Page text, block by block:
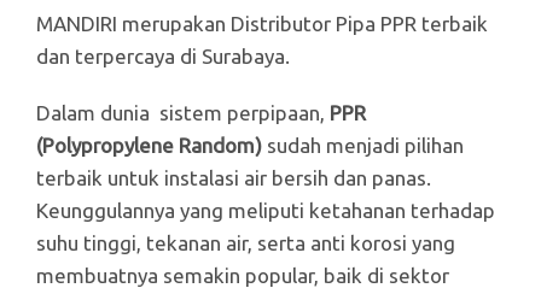
MANDIRI merupakan Distributor Pipa PPR terbaik
dan terpercaya di Surabaya.
Dalam dunia sistem perpipaan, PPR
(Polypropylene Random) sudah menjadi pilihan
terbaik untuk instalasi air bersih dan panas.
Keunggulannya yang meliputi ketahanan terhadap
suhu tinggi, tekanan air, serta anti korosi yang
membuatnya semakin popular, baik di sektor